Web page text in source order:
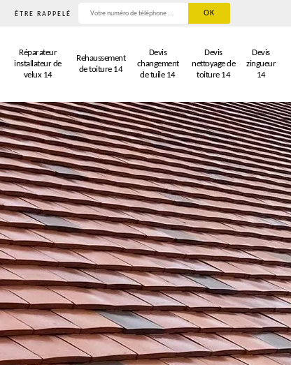
ÊTRE RAPPELÉ
Réparateur
installateur de
velux 14
Rehaussement
de toiture 14
Devis
changement
de tuile 14
Devis
nettoyage de
toiture 14
Devis
zingueur
14